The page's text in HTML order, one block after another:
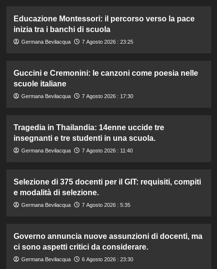
Educazione Montessori: il percorso verso la pace
inizia tra i banchi di scuola
Germana Bevilacqua 7 Agosto 2026 : 23:25
Guccini e Cremonini: le canzoni come poesia nelle
scuole italiane
Germana Bevilacqua 7 Agosto 2026 : 17:30
Tragedia in Thailandia: 14enne uccide tre
insegnanti e tre studenti in una scuola.
Germana Bevilacqua 7 Agosto 2026 : 11:40
Selezione di 375 docenti per il GIT: requisiti, compiti
e modalità di selezione.
Germana Bevilacqua 7 Agosto 2026 : 5:35
Governo annuncia nuove assunzioni di docenti, ma
ci sono aspetti critici da considerare.
Germana Bevilacqua 6 Agosto 2026 : 23:30